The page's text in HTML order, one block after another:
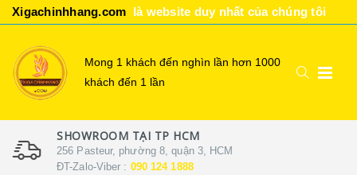
Xigachinhhang.com là website duy nhất của chúng tôi
Mong 1 khách đến nghìn lần hơn 1000
khách đến 1 lần
SHOWROOM TẠI TP HCM
256 Pasteur, phường 8, quận 3, HCM
ĐT-Zalo-Viber : 090 124 1888